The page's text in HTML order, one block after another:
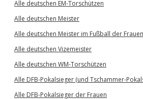
Alle deutschen EM-Torschützen
Alle deutschen Meister
Alle deutschen Meister im Fußball der Frauen
Alle deutschen Vizemeister
Alle deutschen WM-Torschützen
Alle DFB-Pokalsieger (und Tschammer-
Alle DFB-Pokalsieger der Frauen